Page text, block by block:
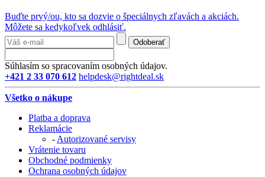
Buďte prvý/ou, kto sa dozvie o špeciálnych zľavách a akciách.
Môžete sa kedykoľvek odhlásiť.
Odoberať
Súhlasím so spracovaním osobných údajov.
+421 2 33 070 612 helpdesk@rightdeal.sk
Všetko o nákupe
Platba a doprava
Reklamácie
-Autorizované servisy
Vrátenie tovaru
Obchodné podmienky
Ochrana osobných údajov